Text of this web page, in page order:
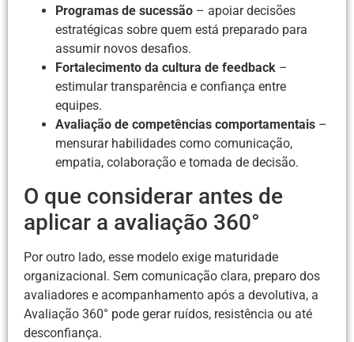
Programas de sucessão – apoiar decisões
estratégicas sobre quem está preparado para
assumir novos desafios.
Fortalecimento da cultura de feedback –
estimular transparência e confiança entre
equipes.
Avaliação de competências comportamentais –
mensurar habilidades como comunicação,
empatia, colaboração e tomada de decisão.
O que considerar antes de
aplicar a avaliação 360°
Por outro lado, esse modelo exige maturidade
organizacional. Sem comunicação clara, preparo dos
avaliadores e acompanhamento após a devolutiva, a
Avaliação 360° pode gerar ruídos, resistência ou até
desconfiança.